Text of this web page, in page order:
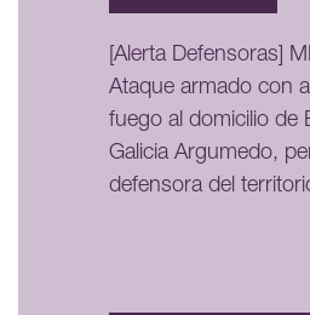
[Alerta Defensoras]
Ataque armado con
fuego al domicilio de
Galicia Argumedo,
defensora del